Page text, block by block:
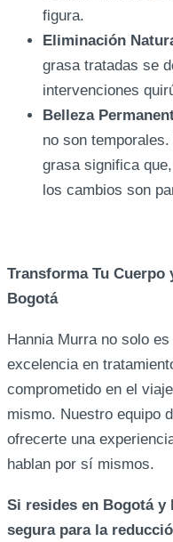
figura.
Eliminación
grasa tratadas se
intervenciones
Belleza
no son
grasa significa
los cambios son
Transforma Tu Cuerpo
Bogotá
Hannia Murra no solo
excelencia en
comprometido en el
mismo. Nuestro equipo
ofrecerte una
hablan por sí mismos.
Si resides en Bogotá y
segura para la